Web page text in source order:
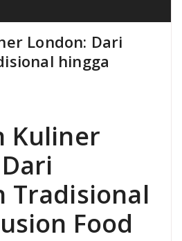
London: Dari
hingga
Kuliner
Tradisional
Food